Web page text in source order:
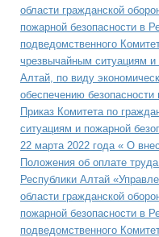
области гражданской
пожарной безопасности в
подведомственного
чрезвычайным ситуациям и
Алтай, по виду
обеспечению
Приказ Комитета по
ситуациям и пожарной
22 марта 2022 года « О
Положения об оплате
Республики Алтай
области гражданской
пожарной безопасности в
подведомственного